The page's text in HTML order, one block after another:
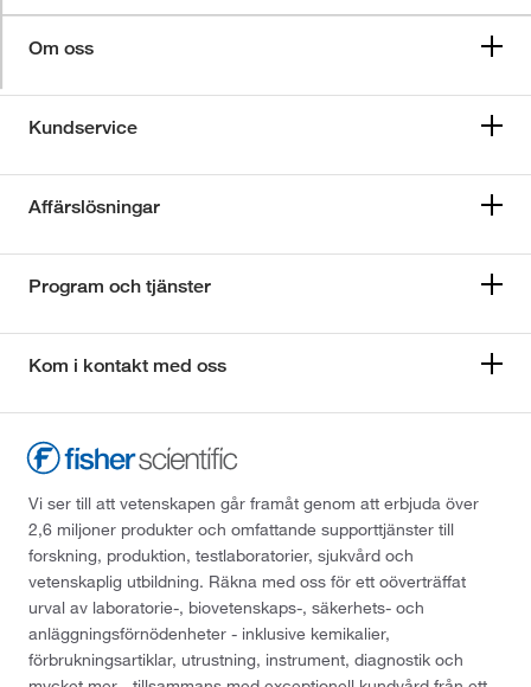
Om oss
Kundservice
Affärslösningar
Program och tjänster
Kom i kontakt med oss
Vi ser till att vetenskapen går framåt genom att erbjuda över
2,6 miljoner produkter och omfattande supporttjänster till
forskning, produktion, testlaboratorier, sjukvård och
vetenskaplig utbildning. Räkna med oss för ett oöverträffat
urval av laboratorie-, biovetenskaps-, säkerhets- och
anläggningsförnödenheter - inklusive kemikalier,
förbrukningsartiklar, utrustning, instrument, diagnostik och